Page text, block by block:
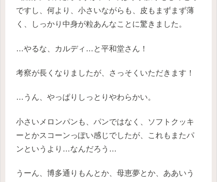
ですし、何より、小さいながらも、皮もまずまず薄
く、しっかり中身が粒あんなことに驚きました。
…やるな、カルディ…と平和堂さん！
考察が長くなりましたが、さっそくいただきます！
…うん、やっぱりしっとりやわらかい。
小さいメロンパンも、パンではなく、ソフトクッキ
ーとかスコーンっぽい感じでしたが、これもまたパ
ンというより…なんだろう…
うーん、博多通りもんとか、母恵夢とか、ああいう